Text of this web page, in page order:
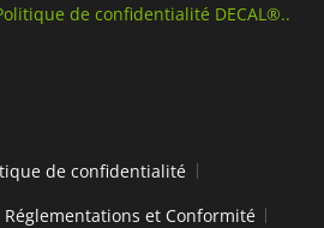
de confidentialité DECAL®..
de confidentialité
Réglementations et Conformité